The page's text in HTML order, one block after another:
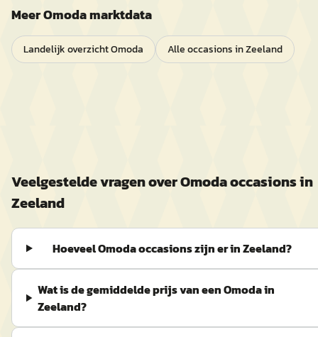
MeerOmodamarktdata
Landelijk overzichtOmoda Alle occasions inZeeland
Veelgestelde vragen overOmodaoccasions in
Zeeland
Hoeveel Omoda occasions zijn er in Zeeland?
Wat is de gemiddelde prijs van een Omoda in
Zeeland?